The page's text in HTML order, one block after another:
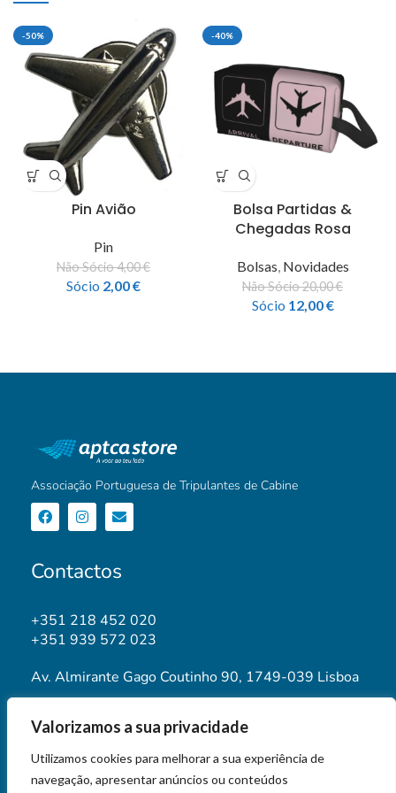
Valorizamos a sua privacidade
Utilizamos cookies para melhorar a sua experiência de
navegação, apresentar anúncios ou conteúdos
-50%
Pin Avião
Pin
Não Sócio4,00€
Sócio 2,00€
-40%
Bolsa Partidas &
Chegadas Rosa
Bolsas, Novidades
Não Sócio20,00€
Sócio 12,00€
Associação Portuguesa de Tripulantes de Cabine
Contactos
+351 218 452 020
+351 939 572 023
Av. Almirante Gago Coutinho 90, 1749-039 Lisboa
www.aptca.pt